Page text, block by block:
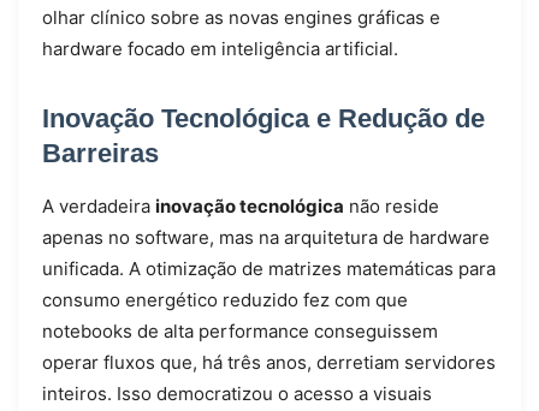
olhar clínico sobre as novas engines gráficas e
hardware focado em inteligência artificial.
Inovação Tecnológica e Redução de
Barreiras
A verdadeira inovação tecnológica não reside
apenas no software, mas na arquitetura de hardware
unificada. A otimização de matrizes matemáticas para
consumo energético reduzido fez com que
notebooks de alta performance conseguissem
operar fluxos que, há três anos, derretiam servidores
inteiros. Isso democratizou o acesso a visuais